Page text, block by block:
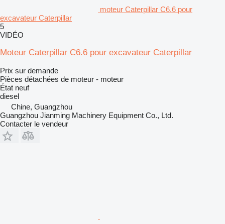
moteur Caterpillar C6.6 pour
excavateur Caterpillar
5
VIDÉO
Moteur Caterpillar C6.6 pour excavateur Caterpillar
Prix sur demande
Pièces détachées de moteur - moteur
État neuf
diesel
Chine, Guangzhou
Guangzhou Jianming Machinery Equipment Co., Ltd.
Contacter le vendeur